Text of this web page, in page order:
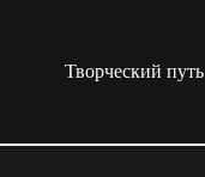
Творческий путь